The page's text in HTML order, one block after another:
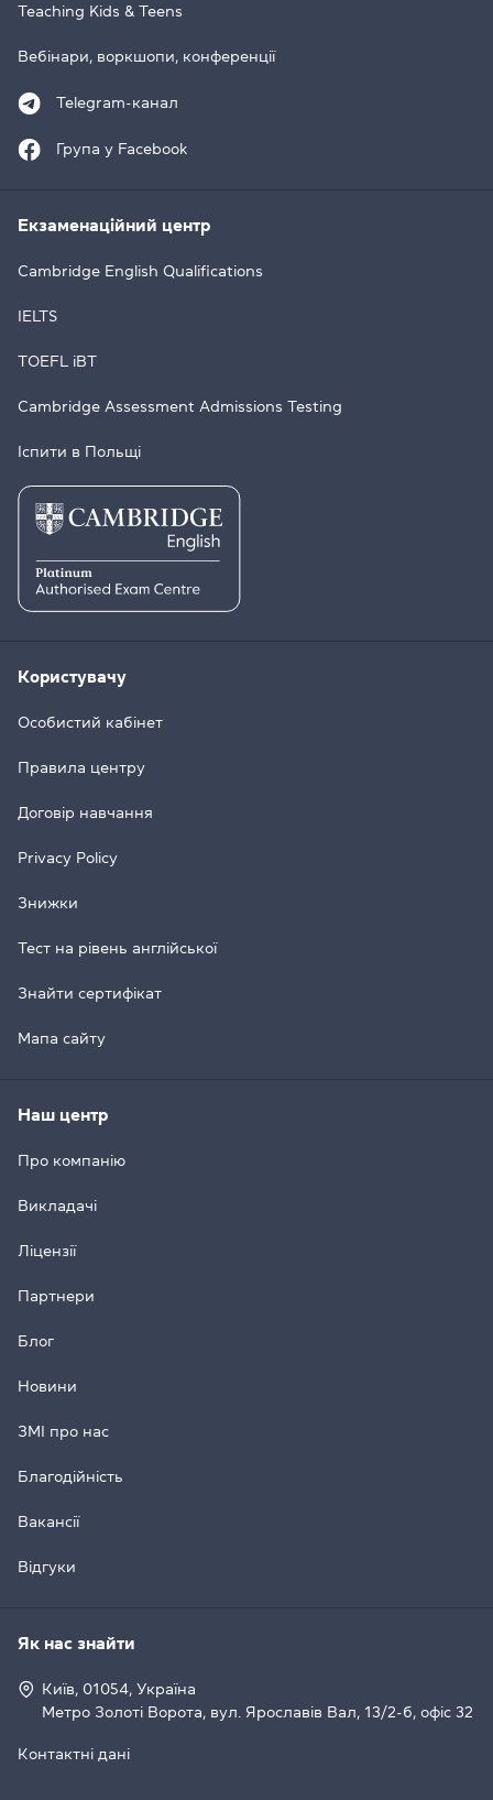
Teaching Kids & Teens
Вебінари, воркшопи, конференції
Telegram-канал
Група у Facebook
Екзаменаційний центр
Cambridge English Qualifications
IELTS
TOEFL iBT
Cambridge Assessment Admissions Testing
Іспити в Польщі
Користувачу
Особистий кабінет
Правила центру
Договір навчання
Privacy Policy
Знижки
Тест на рівень англійської
Знайти сертифікат
Мапа сайту
Наш центр
Про компанію
Викладачі
Ліцензії
Партнери
Блог
Новини
ЗМІ про нас
Благодійність
Вакансії
Відгуки
Як нас знайти
Київ, 01054, Україна
Метро Золоті Ворота, вул. Ярославів Вал, 13/2-б, офіс 32
Контактні дані